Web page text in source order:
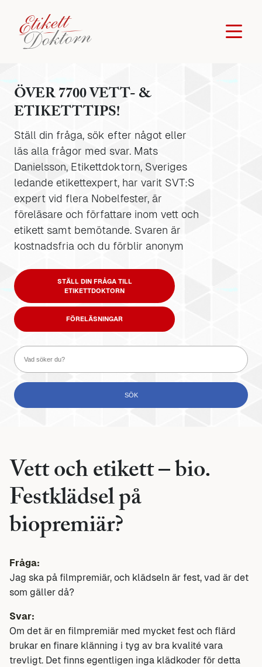
ÖVER 7700 VETT- &
ETIKETTTIPS!
Ställ din fråga, sök efter något eller
läs alla frågor med svar. Mats
Danielsson, Etikettdoktorn, Sveriges
ledande etikettexpert, har varit SVT:S
expert vid flera Nobelfester, är
föreläsare och författare inom vett och
etikett samt bemötande. Svaren är
kostnadsfria och du förblir anonym
STÄLL DIN FRÅGA TILL
ETIKETTDOKTORN
FÖRELÄSNINGAR
Vett och etikett – bio.
Festklädsel på
biopremiär?
Fråga:
Jag ska på filmpremiär, och klädseln är fest, vad är det
som gäller då?
Svar:
Om det är en filmpremiär med mycket fest och flärd
brukar en finare klänning i tyg av bra kvalité vara
trevligt. Det finns egentligen inga klädkoder för detta